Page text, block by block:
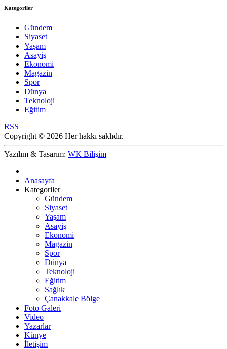
Kategoriler
Gündem
Siyaset
Yaşam
Asayiş
Ekonomi
Magazin
Spor
Dünya
Teknoloji
Eğitim
RSS
Copyright © 2026 Her hakkı saklıdır.
Yazılım & Tasarım: WK Bilişim
Anasayfa
Kategoriler
Gündem
Siyaset
Yaşam
Asayiş
Ekonomi
Magazin
Spor
Dünya
Teknoloji
Eğitim
Sağlık
Çanakkale Bölge
Foto Galeri
Video
Yazarlar
Künye
İletişim